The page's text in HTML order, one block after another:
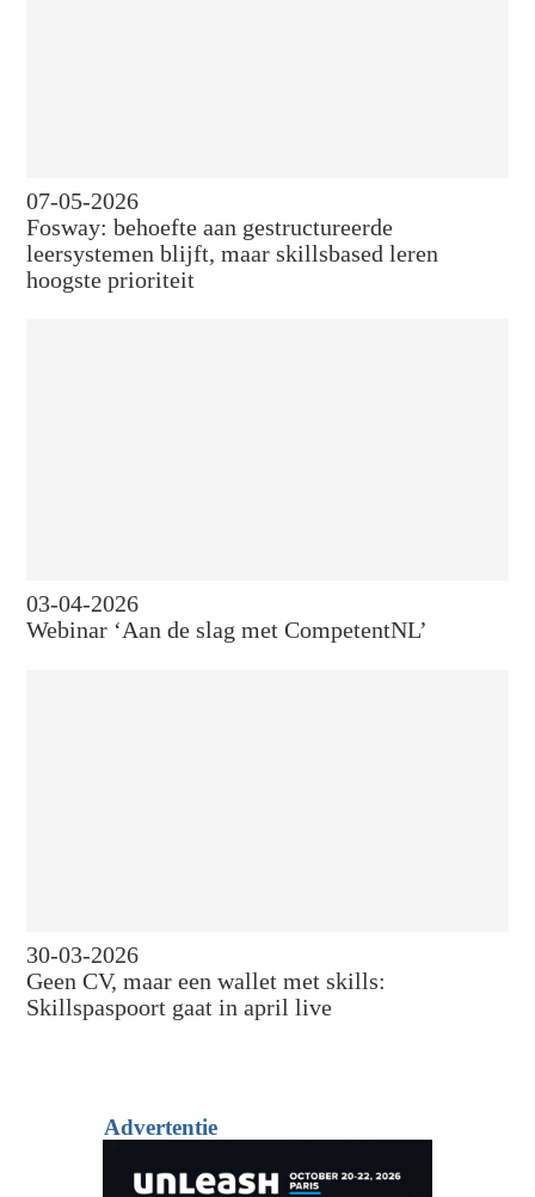
07-05-2026
Fosway: behoefte aan gestructureerde
leersystemen blijft, maar skillsbased leren
hoogste prioriteit
03-04-2026
Webinar ‘Aan de slag met CompetentNL’
30-03-2026
Geen CV, maar een wallet met skills:
Skillspaspoort gaat in april live
Advertentie